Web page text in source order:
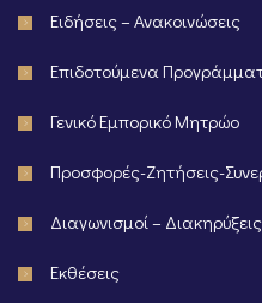
Ειδήσεις – Ανακοινώσεις
Επιδοτούμενα
Γενικό Εμπορικό Μητρώο
Προσφορές-Ζητήσεις-
Διαγωνισμοί – Διακηρύξεις
Εκθέσεις